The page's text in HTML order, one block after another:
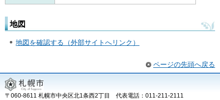
地図
地図を確認する（外部サイトへリンク）
ページの先頭へ戻る
〒060-8611 札幌市中央区北1条西2丁目 代表電話：011-211-2111